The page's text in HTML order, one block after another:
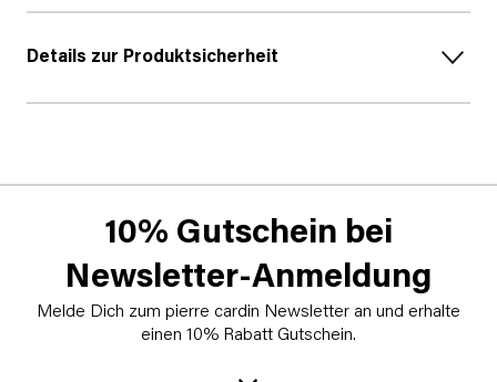
Details zur Produktsicherheit
10% Gutschein bei
Newsletter-Anmeldung
Melde Dich zum pierre cardin Newsletter an und erhalte
einen 10% Rabatt Gutschein.